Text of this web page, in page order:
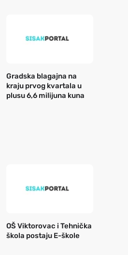
Gradska blagajna na
kraju prvog kvartala u
plusu 6,6 milijuna kuna
OŠ Viktorovac i Tehnička
škola postaju E-škole